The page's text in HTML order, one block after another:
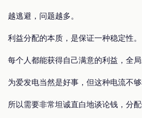
越逃避，问题越多。
利益分配的本质，是保证一种稳定性。
每个人都能获得自己满意的利益，全局
为爱发电当然是好事，但这种电流不够
所以需要非常坦诚直白地谈论钱，分配